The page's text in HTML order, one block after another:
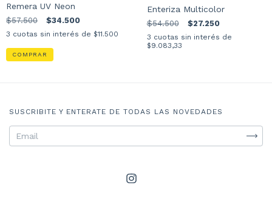
Remera UV Neon
$57.500 $34.500
3 cuotas sin interés de $11.500
COMPRAR
Enteriza Multicolor
$54.500 $27.250
3 cuotas sin interés de
$9.083,33
SUSCRIBITE Y ENTERATE DE TODAS LAS NOVEDADES